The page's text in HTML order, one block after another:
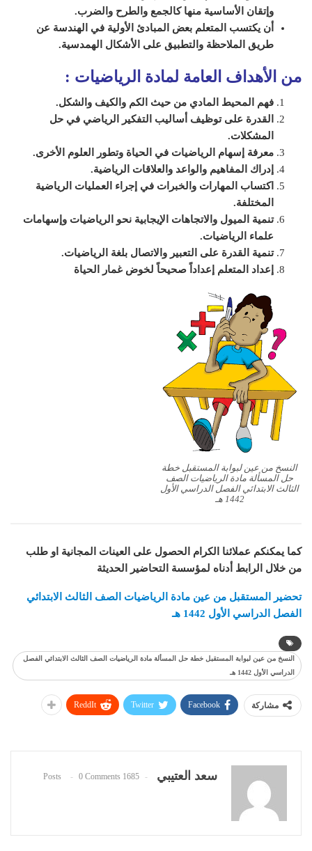
وإتقان الأساسية منها كالجمع والطرح والضرب.
أن يكتسب المتعلم بعض المبادئ الأولية في الهندسة عن
طريق الملاحظة والتطبيق على الأشكال الهمدسية.
من الأهداف العامة لمادة الرياضيات :
فهم المحيط المادي من حيث الكم والكيف والشكل.
القدرة على توظيف أساليب التفكير الرياضي في حل
المشكلات.
معرفة إسهام الرياضيات في الحياة وتطور العلوم الأخرى.
إدراك المفاهيم والواعد والعلاقات الرياضية.
اكتساب المهارات والخبرات في إجراء العمليات الرياضية
المختلفة.
تنمية الميول والاتجاهات الإيجابية نحو الرياضيات وإسهامات
علماء الرياضيات.
تنمية القدرة على التعبير والاتصال بلغة الرياضيات.
إعداد المتعلم إعداداً صحيحاً لخوض غمار الحياة
النسخ من عين لبوابة المستقبل خطة
حل المسألة مادة الرياضيات الصف
الثالث الابتدائي الفصل الدراسي الأول
1442 هـ
كما يمكنكم عملائنا الكرام الحصول على العينات المجانية او طلب
من خلال الرابط أدناه لمؤسسة التحاضير الحديثة
تحضير المستقبل من عين مادة الرياضيات الصف الثالث الابتدائي
الفصل الدراسي الأول 1442 هـ
النسخ من عين لبوابة المستقبل خطة حل المسألة مادة الرياضيات الصف الثالث الابتدائي الفصل
الدراسي الأول 1442 هـ
مشاركة Facebook
Twitter
ReddIt
سعد العتيبي 1685 Posts
0 Comments